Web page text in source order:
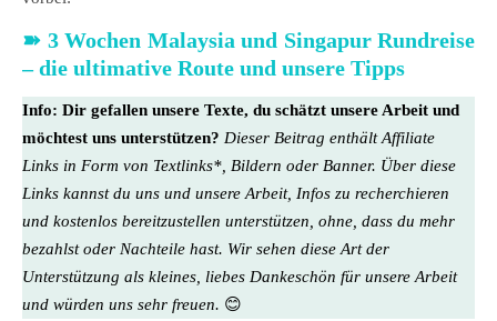
➽ 3 Wochen Malaysia und Singapur Rundreise
– die ultimative Route und unsere Tipps
Info: Dir gefallen unsere Texte, du schätzt unsere Arbeit und
möchtest uns unterstützen? Dieser Beitrag enthält Affiliate
Links in Form von Textlinks*, Bildern oder Banner. Über diese
Links kannst du uns und unsere Arbeit, Infos zu recherchieren
und kostenlos bereitzustellen unterstützen, ohne, dass du mehr
bezahlst oder Nachteile hast. Wir sehen diese Art der
Unterstützung als kleines, liebes Dankeschön für unsere Arbeit
und würden uns sehr freuen. 😊